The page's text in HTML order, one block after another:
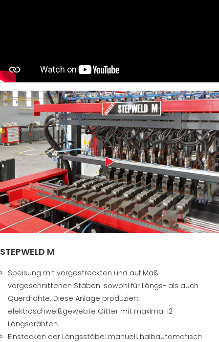
STEPWELD M
Speisung mit vorgestreckten und auf Maß
vorgeschnittenen Stäben: sowohl für Längs- als auch
Querdrähte. Diese Anlage produziert
elektroschweißgewebte Gitter mit maximal 12
Längsdrähten.
Einstecken der Längsstäbe: manuell, halbautomatisch